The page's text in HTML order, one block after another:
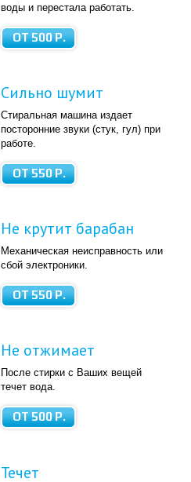
воды и перестала работать.
ОТ 500 Р.
Сильно шумит
Стиральная машина издает
посторонние звуки (стук, гул) при
работе.
ОТ 550 Р.
Не крутит барабан
Механическая неисправность или
сбой электроники.
ОТ 550 Р.
Не отжимает
После стирки с Ваших вещей
течет вода.
ОТ 500 Р.
Течет